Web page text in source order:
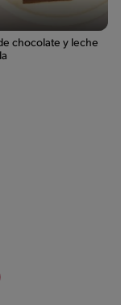
chocolate y leche